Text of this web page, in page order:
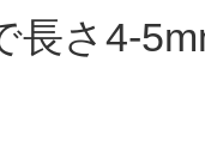
長さ4-